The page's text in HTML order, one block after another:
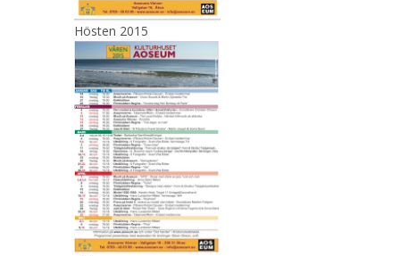
Hösten 2015